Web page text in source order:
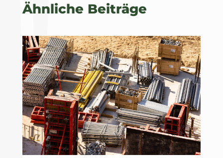
Ähnliche Beiträge